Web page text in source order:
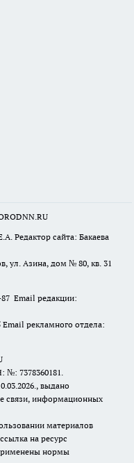
Редактор сайта: Бакаева
ул. Азина, дом № 80, кв. 31
Email редакции:
рекламного отдела:
7378360181.
выдано
связи, информационных
материалов
на ресурс
нормы